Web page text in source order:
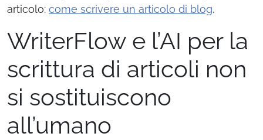
articolo: come scrivere un articolo di blog.
WriterFlow e l’AI per la
scrittura di articoli non
si sostituiscono
all’umano